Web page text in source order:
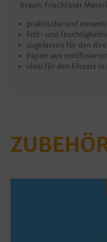
braun, Frischfaser
praktische und
fett- und
zugelassen für den
Papier aus
ideal für den Einsatz